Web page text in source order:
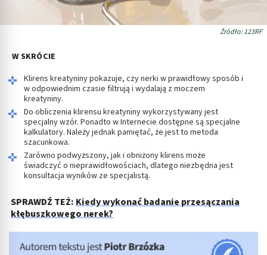
Źródło: 123RF
W SKRÓCIE
Klirens kreatyniny pokazuje, czy nerki w prawidłowy sposób i
w odpowiednim czasie filtrują i wydalają z moczem
kreatyniny.
Do obliczenia klirensu kreatyniny wykorzystywany jest
specjalny wzór. Ponadto w Internecie dostępne są specjalne
kalkulatory. Należy jednak pamiętać, że jest to metoda
szacunkowa.
Zarówno podwyższony, jak i obniżony klirens może
świadczyć o nieprawidłowościach, dlatego niezbędna jest
konsultacja wyników ze specjalistą.
SPRAWDŹ TEŻ: Kiedy wykonać badanie przesączania
kłębuszkowego nerek?